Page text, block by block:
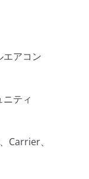
エアコン
ティ
Carrier、